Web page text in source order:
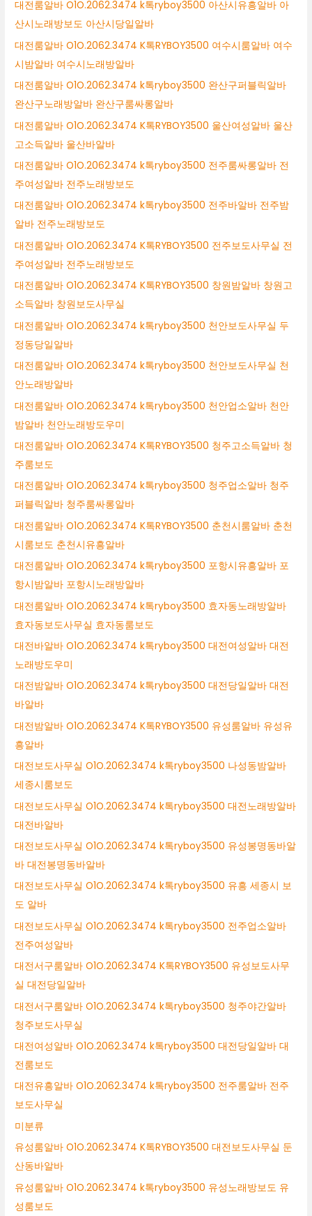
대전룸알바 O1O.2062.3474 k톡ryboy3500 아산시유흥알바 아
산시노래방보도 아산시당일알바
대전룸알바 O1O.2062.3474 K톡RYBOY3500 여수시룸알바 여수
시밤알바 여수시노래방알바
대전룸알바 O1O.2062.3474 k톡ryboy3500 완산구퍼블릭알바
완산구노래방알바 완산구룸싸롱알바
대전룸알바 O1O.2062.3474 K톡RYBOY3500 울산여성알바 울산
고소득알바 울산바알바
대전룸알바 O1O.2062.3474 k톡ryboy3500 전주룸싸롱알바 전
주여성알바 전주노래방보도
대전룸알바 O1O.2062.3474 k톡ryboy3500 전주바알바 전주밤
알바 전주노래방보도
대전룸알바 O1O.2062.3474 K톡RYBOY3500 전주보도사무실 전
주여성알바 전주노래방보도
대전룸알바 O1O.2062.3474 K톡RYBOY3500 창원밤알바 창원고
소득알바 창원보도사무실
대전룸알바 O1O.2062.3474 k톡ryboy3500 천안보도사무실 두
정동당일알바
대전룸알바 O1O.2062.3474 k톡ryboy3500 천안보도사무실 천
안노래방알바
대전룸알바 O1O.2062.3474 k톡ryboy3500 천안업소알바 천안
밤알바 천안노래방도우미
대전룸알바 O1O.2062.3474 K톡RYBOY3500 청주고소득알바 청
주룸보도
대전룸알바 O1O.2062.3474 k톡ryboy3500 청주업소알바 청주
퍼블릭알바 청주룸싸롱알바
대전룸알바 O1O.2062.3474 K톡RYBOY3500 춘천시룸알바 춘천
시룸보도 춘천시유흥알바
대전룸알바 O1O.2062.3474 k톡ryboy3500 포항시유흥알바 포
항시밤알바 포항시노래방알바
대전룸알바 O1O.2062.3474 k톡ryboy3500 효자동노래방알바
효자동보도사무실 효자동룸보도
대전바알바 O1O.2062.3474 k톡ryboy3500 대전여성알바 대전
노래방도우미
대전밤알바 O1O.2062.3474 k톡ryboy3500 대전당일알바 대전
바알바
대전밤알바 O1O.2062.3474 K톡RYBOY3500 유성룸알바 유성유
흥알바
대전보도사무실 O1O.2062.3474 k톡ryboy3500 나성동밤알바
세종시룸보도
대전보도사무실 O1O.2062.3474 k톡ryboy3500 대전노래방알바
대전바알바
대전보도사무실 O1O.2062.3474 k톡ryboy3500 유성봉명동바알
바 대전봉명동바알바
대전보도사무실 O1O.2062.3474 k톡ryboy3500 유흥 세종시 보
도 알바
대전보도사무실 O1O.2062.3474 k톡ryboy3500 전주업소알바
전주여성알바
대전서구룸알바 O1O.2062.3474 K톡RYBOY3500 유성보도사무
실 대전당일알바
대전서구룸알바 O1O.2062.3474 k톡ryboy3500 청주야간알바
청주보도사무실
대전여성알바 O1O.2062.3474 k톡ryboy3500 대전당일알바 대
전룸보도
대전유흥알바 O1O.2062.3474 k톡ryboy3500 전주룸알바 전주
보도사무실
미분류
유성룸알바 O1O.2062.3474 K톡RYBOY3500 대전보도사무실 둔
산동바알바
유성룸알바 O1O.2062.3474 k톡ryboy3500 유성노래방보도 유
성룸보도